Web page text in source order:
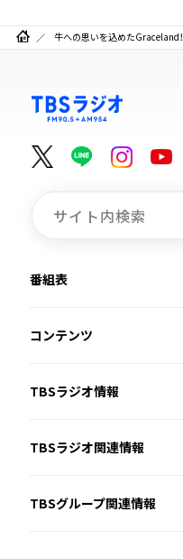
牛への思いを込めたGraceland
番組表
コンテンツ
TBSラジオ情報
TBSラジオ関連情報
TBSグループ関連情報